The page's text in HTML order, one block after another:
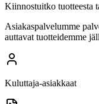
Kiinnostuitko tuotteesta
Asiakaspalvelumme
auttavat tuotteidemme
Kuluttaja-asiakkaat